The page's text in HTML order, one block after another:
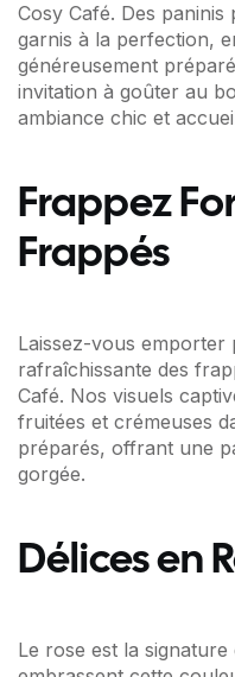
Cosy Café. Des
garnis à la perfection,
généreusement
invitation à goûter au
ambiance chic et
Frappez
Frappés
Laissez-vous emporter
rafraîchissante des
Café. Nos visuels
fruitées et crémeuses
préparés, offrant une
gorgée.
Délices en
Le rose est la